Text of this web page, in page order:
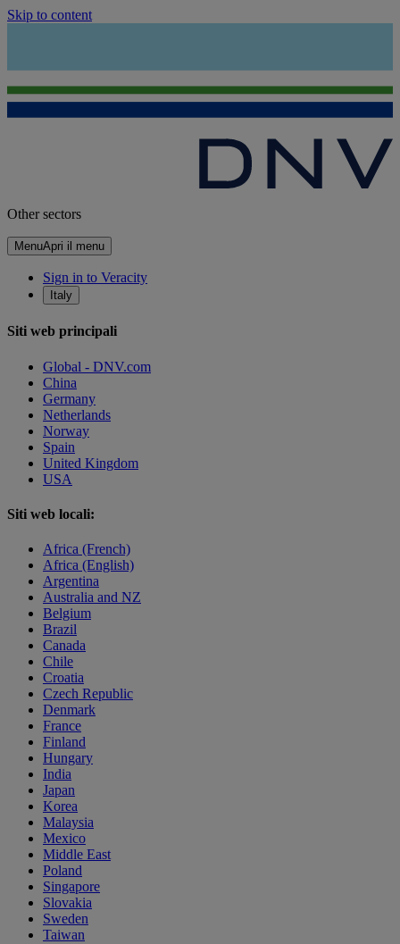
Skip to content
Other sectors
MenuApri il menu
Sign in to Veracity
Italy
Siti web principali
Global - DNV.com
China
Germany
Netherlands
Norway
Spain
United Kingdom
USA
Siti web locali:
Africa (French)
Africa (English)
Argentina
Australia and NZ
Belgium
Brazil
Canada
Chile
Croatia
Czech Republic
Denmark
France
Finland
Hungary
India
Japan
Korea
Malaysia
Mexico
Middle East
Poland
Singapore
Slovakia
Sweden
Taiwan